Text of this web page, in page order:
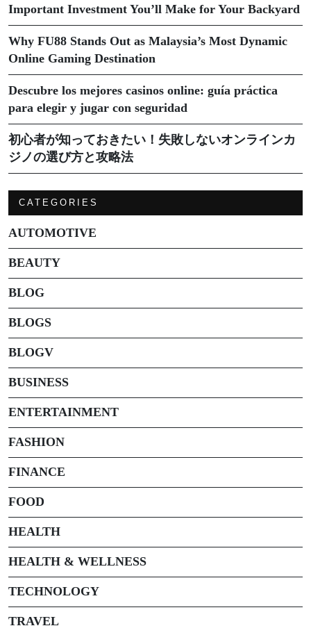
Important Investment You’ll Make for Your Backyard
Why FU88 Stands Out as Malaysia’s Most Dynamic
Online Gaming Destination
Descubre los mejores casinos online: guía práctica
para elegir y jugar con seguridad
初心者が知っておきたい！失敗しないオンラインカ
ジノの選び方と攻略法
CATEGORIES
AUTOMOTIVE
BEAUTY
BLOG
BLOGS
BLOGV
BUSINESS
ENTERTAINMENT
FASHION
FINANCE
FOOD
HEALTH
HEALTH & WELLNESS
TECHNOLOGY
TRAVEL